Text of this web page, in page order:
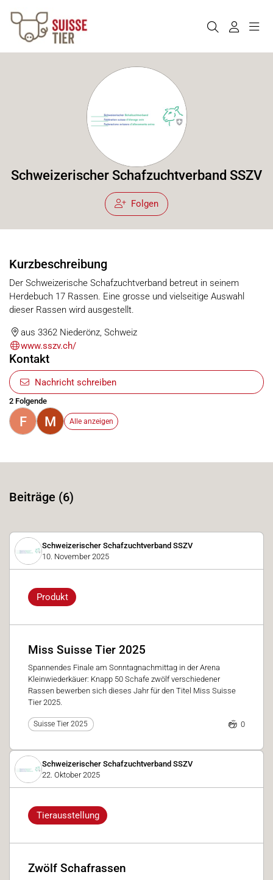
Schweizerischer Schafzuchtverband SSZV
Folgen
Kurzbeschreibung
Der Schweizerische Schafzuchtverband betreut in seinem
Herdebuch 17 Rassen. Eine grosse und vielseitige Auswahl
dieser Rassen wird ausgestellt.
aus 3362 Niederönz, Schweiz
www.sszv.ch/
Kontakt
Nachricht schreiben
2 Folgende
F M Alle anzeigen
Beiträge (6)
Schweizerischer Schafzuchtverband SSZV
10. November 2025
Produkt
Miss Suisse Tier 2025
Spannendes Finale am Sonntagnachmittag in der Arena
Kleinwiederkäuer: Knapp 50 Schafe zwölf verschiedener
Rassen bewerben sich dieses Jahr für den Titel Miss Suisse
Tier 2025.
Suisse Tier 2025 0
Schweizerischer Schafzuchtverband SSZV
22. Oktober 2025
Tierausstellung
Zwölf Schafrassen